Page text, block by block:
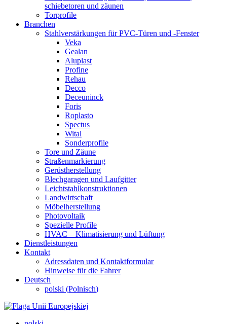
schiebetoren und zäunen
Torprofile
Branchen
Stahlverstärkungen für PVC-Türen und -Fenster
Veka
Gealan
Aluplast
Profine
Rehau
Decco
Deceuninck
Foris
Roplasto
Spectus
Wital
Sonderprofile
Tore und Zäune
Straßenmarkierung
Gerüstherstellung
Blechgaragen und Laufgitter
Leichtstahlkonstruktionen
Landwirtschaft
Möbelherstellung
Photovoltaik
Spezielle Profile
HVAC – Klimatisierung und Lüftung
Dienstleistungen
Kontakt
Adressdaten und Kontaktformular
Hinweise für die Fahrer
Deutsch
polski (Polnisch)